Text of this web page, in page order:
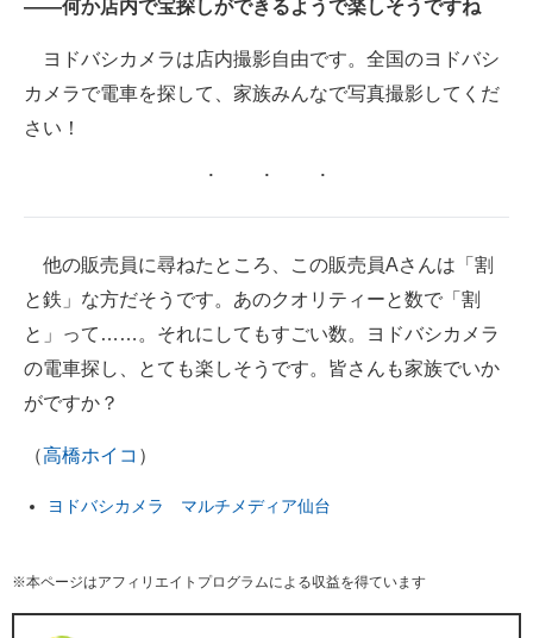
――何か店内で宝探しができるようで楽しそうですね
ヨドバシカメラは店内撮影自由です。全国のヨドバシ
カメラで電車を探して、家族みんなで写真撮影してくだ
さい！
他の販売員に尋ねたところ、この販売員Aさんは「割
と鉄」な方だそうです。あのクオリティーと数で「割
と」って……。それにしてもすごい数。ヨドバシカメラ
の電車探し、とても楽しそうです。皆さんも家族でいか
がですか？
（高橋ホイコ ）
ヨドバシカメラ マルチメディア仙台
※本ページはアフィリエイトプログラムによる収益を得ています